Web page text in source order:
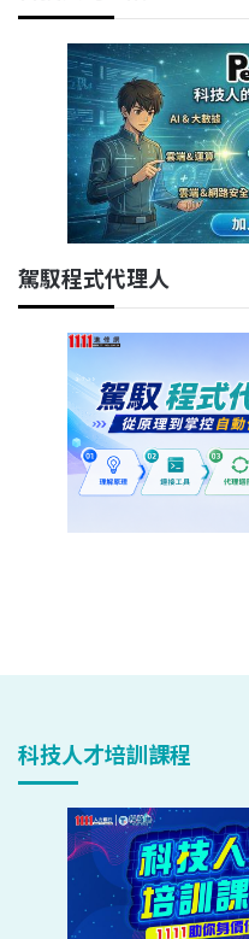
科技人才培訓課程